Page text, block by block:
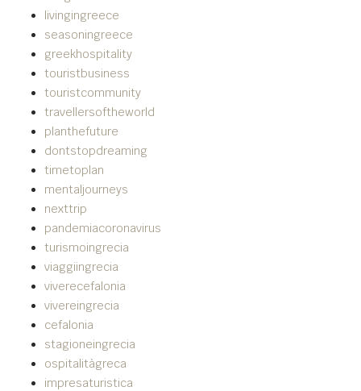
livingingreece
seasoningreece
greekhospitality
touristbusiness
touristcommunity
travellersoftheworld
planthefuture
dontstopdreaming
timetoplan
mentaljourneys
nexttrip
pandemiacoronavirus
turismoingrecia
viaggiingrecia
viverecefalonia
vivereingrecia
cefalonia
stagioneingrecia
ospitalitàgreca
impresaturistica